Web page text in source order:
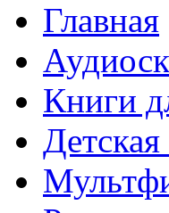
Главная
Книги